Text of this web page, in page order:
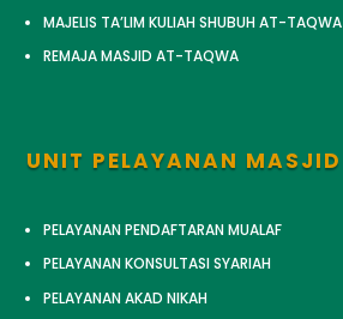
MAJELIS TA’LIM KULIAH SHUBUH AT-TAQWA
REMAJA MASJID AT-TAQWA
UNIT PELAYANAN MASJID
PELAYANAN PENDAFTARAN MUALAF
PELAYANAN KONSULTASI SYARIAH
PELAYANAN AKAD NIKAH